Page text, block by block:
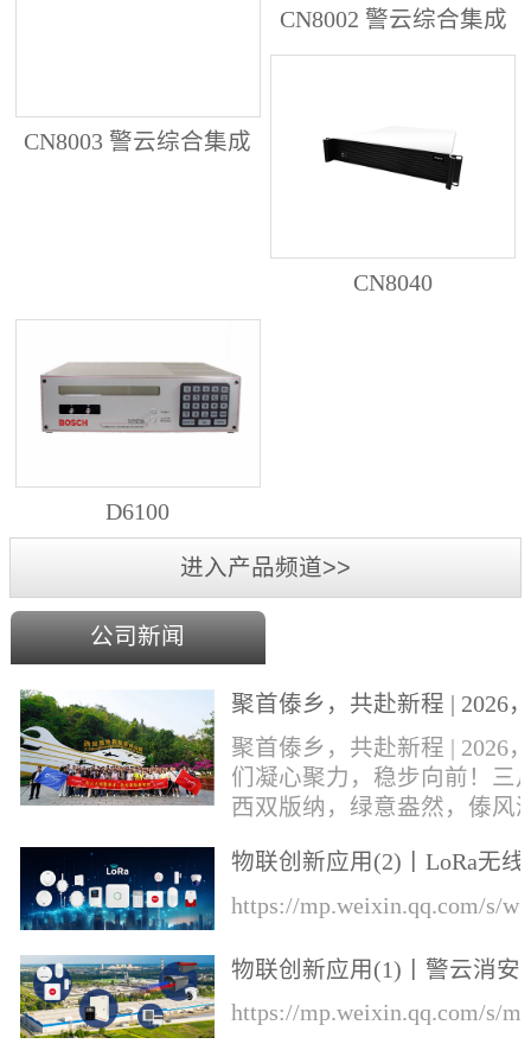
CN8003 警云综合集成
CN8002 警云综合集成
CN8040
D6100
进入产品频道>>
公司新闻
聚首傣乡，共赴新程 | 2026
们凝心聚力，稳步向前！
聚首傣乡，共赴新程 | 2026
们凝心聚力，稳步向前！三
西双版纳，绿意盎然，傣风
风中肆意绽放。丛文&华际
成员奔赴这片雨林热土，开
一场集年会盛典、团建游玩
业培训于一体的专属旅程！
才，展宏图，盛宴锚定前行
向本次旅程的开篇，便迎来
物联创新应用(2)丨LoRa无线
知的综合解决方案
https://mp.weixin.qq.com/s/
物联创新应用(1)丨警云消安
一体预警解决方案
https://mp.weixin.qq.com/s/